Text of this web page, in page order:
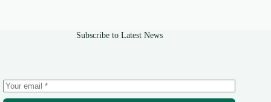
Subscribe to Latest News